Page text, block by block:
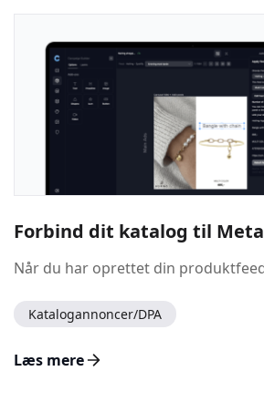
Forbind dit katalog til Meta
Katalogannoncer/DPA
Læs mere